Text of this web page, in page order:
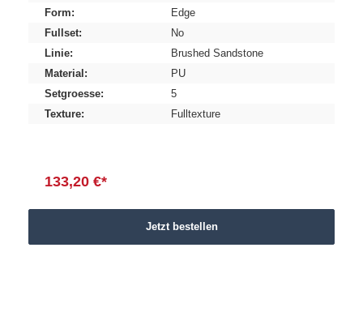
Form:
Edge
Fullset:
No
Linie:
Brushed Sandstone
Material:
PU
Setgroesse:
5
Texture:
Fulltexture
133,20 €*
Jetzt bestellen